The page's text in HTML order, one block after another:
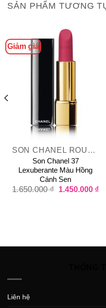
SẢN PHẨM TƯƠNG
Giảm giá
SON CHANEL ROUGE ALLURE VELVET
Son Chanel 37
Lexuberante Màu Hồng
Cánh Sen
1.650.000₫ 1.450.000 ₫
Liên hệ